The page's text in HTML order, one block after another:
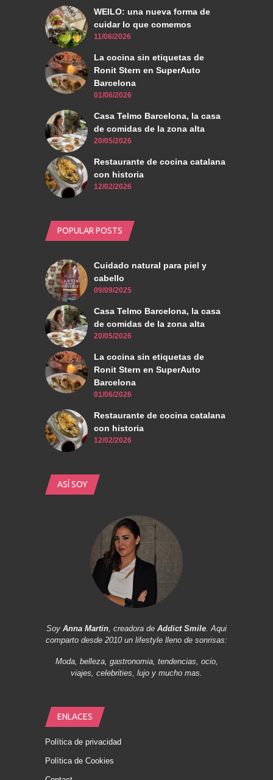
WEILO: una nueva forma de
cuidar lo que comemos
11/06/2026
La cocina sin etiquetas de
Ronit Stern en SuperAuto
Barcelona
01/06/2026
Casa Telmo Barcelona, la casa
de comidas de la zona alta
20/05/2026
Restaurante de cocina catalana
con historia
12/02/2026
POPULAR POSTS
Cuidado natural para piel y
cabello
09/09/2025
Casa Telmo Barcelona, la casa
de comidas de la zona alta
20/05/2026
La cocina sin etiquetas de
Ronit Stern en SuperAuto
Barcelona
01/06/2026
Restaurante de cocina catalana
con historia
12/02/2026
ASÍ SOY
Soy Anna Martin, creadora de Addict Smile. Aqui
comparto desde 2010 un lifestyle lleno de sonrisas:
Moda, belleza, gastronomia, tendencias, ocio,
viajes, celebrities, lujo y mucho mas.
ENLACES
Política de privacidad
Política de Cookies